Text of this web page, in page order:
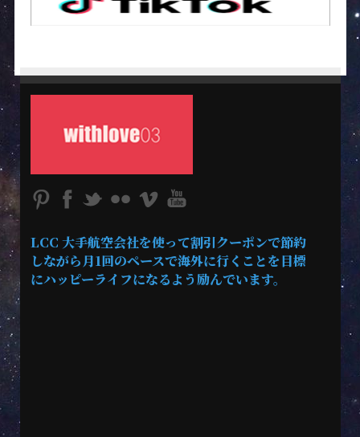
LCC 大手航空会社を使って割引クーポンで節約
しながら月1回のペースで海外に行くことを目標
にハッピーライフになるよう励んでいます。